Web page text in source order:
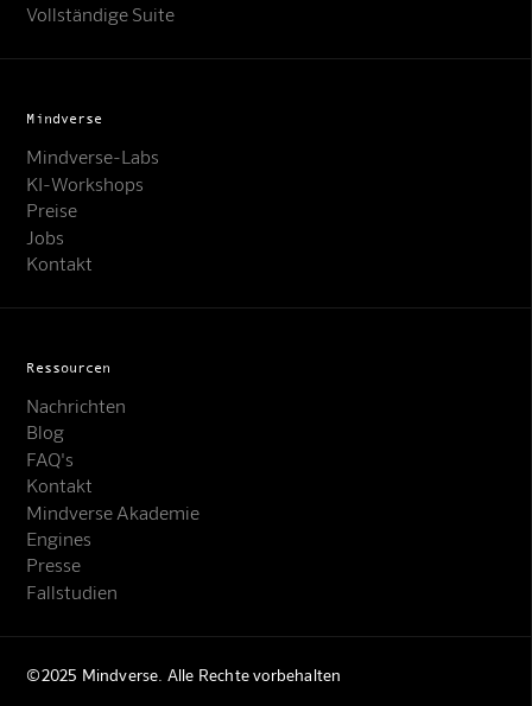
Vollständige Suite
Mindverse
Mindverse-Labs
KI-Workshops
Preise
Jobs
Kontakt
Ressourcen
Nachrichten
Blog
FAQ's
Kontakt
Mindverse Akademie
Engines
Presse
Fallstudien
©2025 Mindverse. Alle Rechte vorbehalten